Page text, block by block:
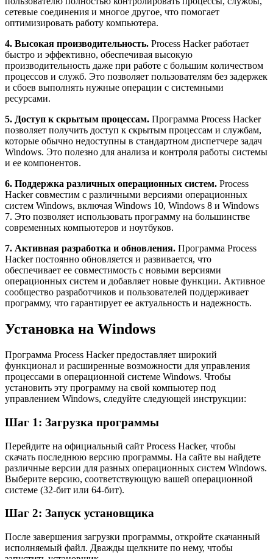
сетевые соединения и многое другое, что помогает
оптимизировать работу компьютера.
4. Высокая производительность. Process Hacker работает
быстро и эффективно, обеспечивая высокую
производительность даже при работе с большим количеством
процессов и служб. Это позволяет пользователям без задержек
и сбоев выполнять нужные операции с системными
ресурсами.
5. Доступ к скрытым процессам. Программа Process Hacker
позволяет получить доступ к скрытым процессам и службам,
которые обычно недоступны в стандартном диспетчере задач
Windows. Это полезно для анализа и контроля работы системы
и ее компонентов.
6. Поддержка различных операционных систем. Process
Hacker совместим с различными версиями операционных
систем Windows, включая Windows 10, Windows 8 и Windows
7. Это позволяет использовать программу на большинстве
современных компьютеров и ноутбуков.
7. Активная разработка и обновления. Программа Process
Hacker постоянно обновляется и развивается, что
обеспечивает ее совместимость с новыми версиями
операционных систем и добавляет новые функции. Активное
сообщество разработчиков и пользователей поддерживает
программу, что гарантирует ее актуальность и надежность.
Установка на Windows
Программа Process Hacker предоставляет широкий
функционал и расширенные возможности для управления
процессами в операционной системе Windows. Чтобы
установить эту программу на свой компьютер под
управлением Windows, следуйте следующей инструкции:
Шаг 1: Загрузка программы
Перейдите на официальный сайт Process Hacker, чтобы
скачать последнюю версию программы. На сайте вы найдете
различные версии для разных операционных систем Windows.
Выберите версию, соответствующую вашей операционной
системе (32-бит или 64-бит).
Шаг 2: Запуск установщика
После завершения загрузки программы, откройте скачанный
исполняемый файл. Дважды щелкните по нему, чтобы